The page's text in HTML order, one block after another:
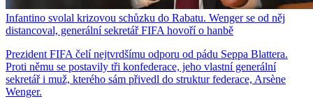
Infantino svolal krizovou schůzku do Rabatu. Wenger se od něj
distancoval, generální sekretář FIFA hovoří o hanbě
Prezident FIFA čelí nejtvrdšímu odporu od pádu Seppa Blattera.
Proti němu se postavily tři konfederace, jeho vlastní generální
sekretář i muž, kterého sám přivedl do struktur federace, Arsène
Wenger.